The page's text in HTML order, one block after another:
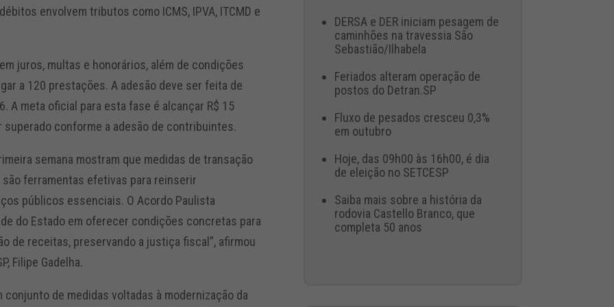
envolvem tributos como ICMS, IPVA, ITCMD e
juros, multas e honorários, além de condições
a 120 prestações. A adesão deve ser feita de
A meta oficial para esta fase é alcançar R$ 15
conforme a adesão de contribuintes.
semana mostram que medidas de transação
ferramentas efetivas para reinserir
públicos essenciais. O Acordo Paulista
do Estado em oferecer condições concretas para
de receitas, preservando a justiça fiscal”, afirmou
Filipe Gadelha.
conjunto de medidas voltadas à modernização da
DERSA e DER iniciam pesagem de
caminhões na travessia São
Sebastião/Ilhabela
Feriados alteram operação de
postos do Detran.SP
Fluxo de pesados cresceu 0,3%
em outubro
Hoje, das 09h00 às 16h00, é dia
de eleição no SETCESP
Saiba mais sobre a história da
rodovia Castello Branco, que
completa 50 anos